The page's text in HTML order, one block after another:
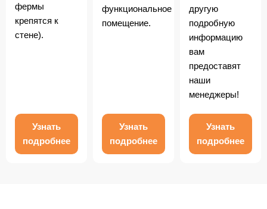
фермы
крепятся к
стене).
Узнать
подробнее
функциональное
помещение.
Узнать
подробнее
другую
подробную
информацию
вам
предоставят
наши
менеджеры!
Узнать
подробнее